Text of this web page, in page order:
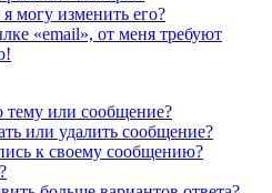
могу изменить его?
«email», от меня требуют
тему или сообщение?
или удалить сообщение?
к своему сообщению?